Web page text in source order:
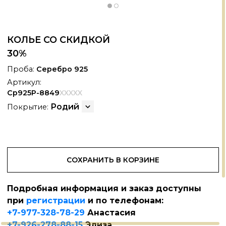
+
КОЛЬЕ СО СКИДКОЙ
30%
Проба: Серебро 925
Артикул:
Ср925Р-8849XXXXX
Покрытие: Родий
СОХРАНИТЬ В КОРЗИНЕ
Подробная информация и заказ доступны
при регистрации и по телефонам:
+7-977-328-78-29 Анастасия